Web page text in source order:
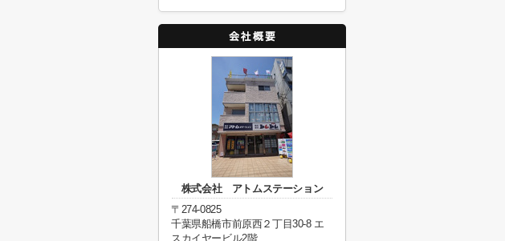
株式会社 アトムステーション
〒274-0825
千葉県船橋市前原西２丁目30-8 エ
スカイヤービル2階